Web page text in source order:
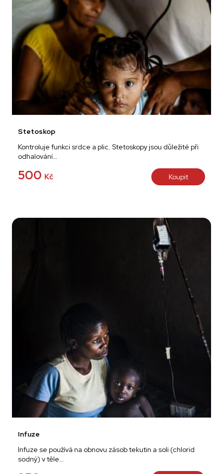
Stetoskop
500 Kč
Kontroluje funkci srdce a plic. Stetoskopy jsou důležité při
odhalování…
Koupit
Infuze
Infuze se používá na obnovu zásob tekutin a soli (chlorid
sodný) v těle…